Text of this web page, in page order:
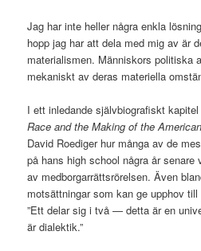
Jag har inte heller några enkla
hopp jag har att dela med mig av är
materialismen. Människors politiska
mekaniskt av deras materiella
I ett inledande självbiografiskt
Race and the Making of the
David Roediger hur många av de
på hans high school några år senare
av medborgarrättsrörelsen. Även
motsättningar som kan ge upphov
”Ett delar sig i två — detta är en
är dialektik.”